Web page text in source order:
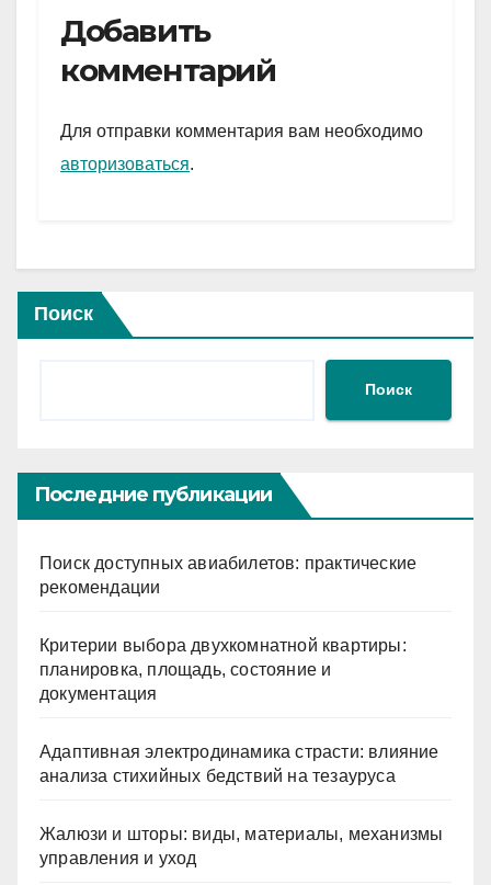
e
gr
a
m
er
s
A
p
и
Добавить
комментарий
Для отправки комментария вам необходимо
авторизоваться.
Поиск
Поиск
Последние публикации
Поиск доступных авиабилетов: практические
рекомендации
Критерии выбора двухкомнатной квартиры:
планировка, площадь, состояние и
документация
Адаптивная электродинамика страсти: влияние
анализа стихийных бедствий на тезауруса
Жалюзи и шторы: виды, материалы, механизмы
управления и уход